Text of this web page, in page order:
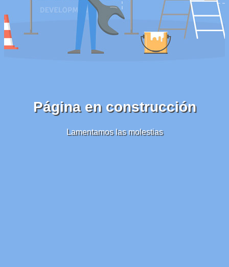
Página en construcción
Lamentamos las molestias